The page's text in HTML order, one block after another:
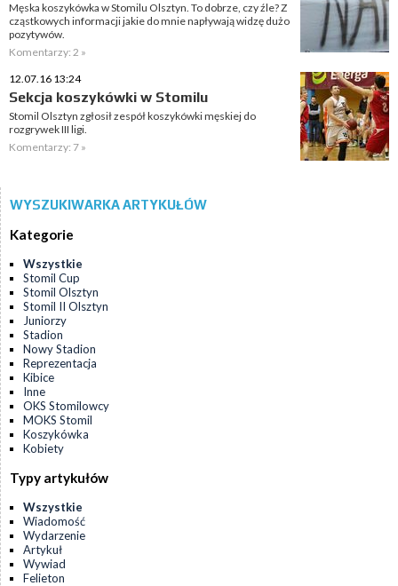
Męska koszykówka w Stomilu Olsztyn. To dobrze, czy źle? Z
cząstkowych informacji jakie do mnie napływają widzę dużo
pozytywów.
Komentarzy: 2 »
12.07.16 13:24
Sekcja koszykówki w Stomilu
Stomil Olsztyn zgłosił zespół koszykówki męskiej do
rozgrywek III ligi.
Komentarzy: 7 »
WYSZUKIWARKA ARTYKUŁÓW
Kategorie
Wszystkie
Stomil Cup
Stomil Olsztyn
Stomil II Olsztyn
Juniorzy
Stadion
Nowy Stadion
Reprezentacja
Kibice
Inne
OKS Stomilowcy
MOKS Stomil
Koszykówka
Kobiety
Typy artykułów
Wszystkie
Wiadomość
Wydarzenie
Artykuł
Wywiad
Felieton